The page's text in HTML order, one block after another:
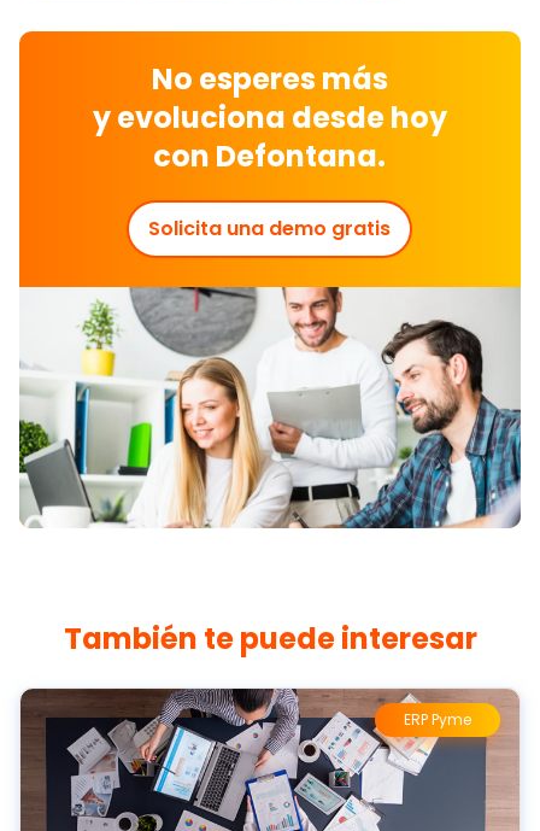
No esperes más
yevoluciona desde hoy
con Defontana.
Solicita una demo gratis
También te puede interesar
ERP Pyme